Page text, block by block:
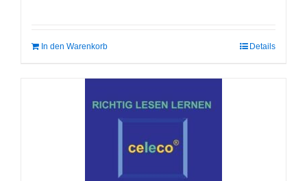
In den Warenkorb Details